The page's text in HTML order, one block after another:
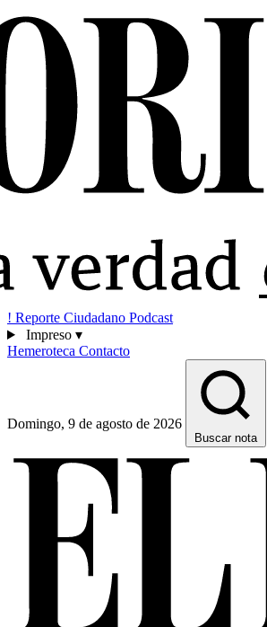
! Reporte Ciudadano Podcast
Impreso ▾
Hemeroteca Contacto
Domingo, 9 de agosto de 2026
Buscar nota